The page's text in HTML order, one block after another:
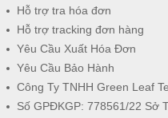
Hỗ trợ tra hóa đơn
Hỗ trợ tracking đơn hàng
Yêu Cầu Xuất Hóa Đơn
Yêu Cầu Bảo Hành
Công Ty TNHH Green Leaf
Số GPĐKGP: 778561/22 Sở